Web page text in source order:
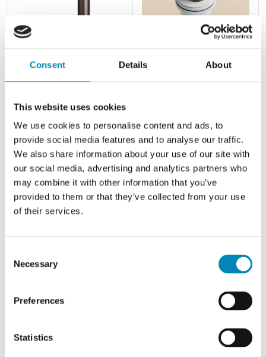
Consent Details About
This website uses cookies
We use cookies to personalise content and ads, to
provide social media features and to analyse our traffic.
We also share information about your use of our site with
our social media, advertising and analytics partners who
may combine it with other information that you’ve
provided to them or that they’ve collected from your use
of their services.
Selection
Necessary
Preferences
Statistics
NOBA bowlearmatur - W7 -
Bundventil til Solid Surface
Bundventil til Marmorline
Bundventil til Marmorline
Leveringstid 1 - 3 hverdage
Ring til os - Vi vil så gerne
hjælpe dig!
Når du f.eks skal bestille nyt køkken, badeværelse,
garderobe eller bordplade så kan der være mange
ting du skal tage stilling til - Derfor sidder vores
dygtig kundeservice klar til at hjælpe dig alle ugens
dage fra 9 til 22, og vi vil så gerne hjælpe dig.